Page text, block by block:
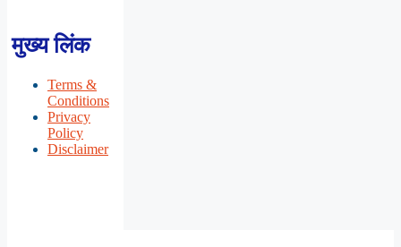
मुख्य लिंक
Terms &
Conditions
Privacy
Policy
Disclaimer